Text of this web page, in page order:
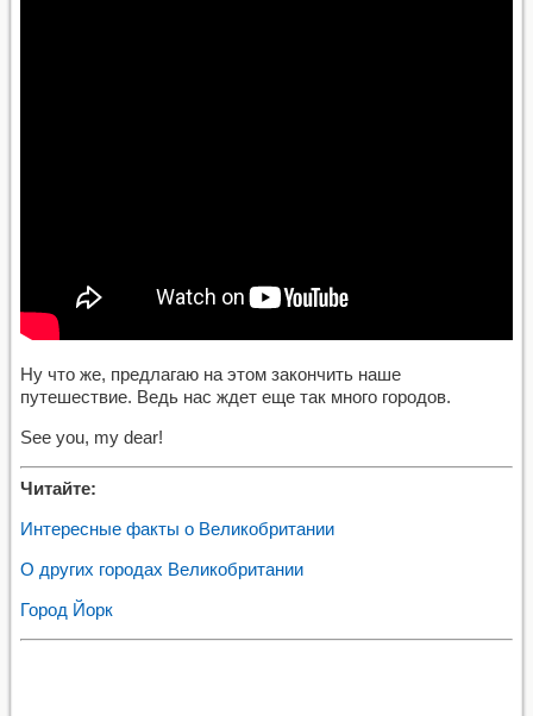
Ну что же, предлагаю на этом закончить наше
путешествие. Ведь нас ждет еще так много городов.
See you, my dear!
Читайте:
Интересные факты о Великобритании
О других городах Великобритании
Город Йорк